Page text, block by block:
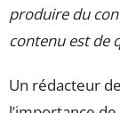
produire du
contenu est de
Un rédacteur